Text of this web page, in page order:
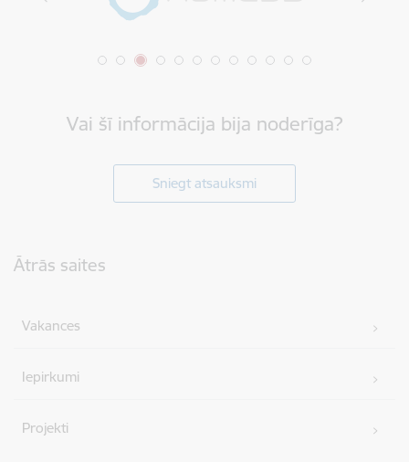
Vai šī informācija bija noderīga?
Sniegt atsauksmi
Ātrās saites
Vakances
Iepirkumi
Projekti